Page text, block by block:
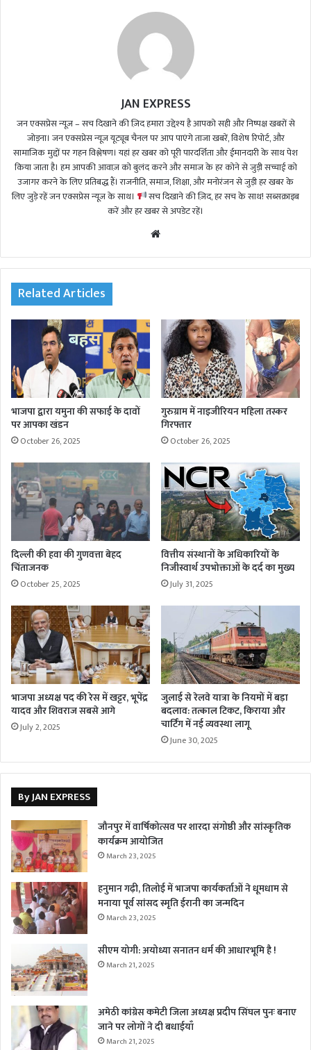
JAN EXPRESS
जन एक्सप्रेस न्यूज़ – सच दिखाने की ज़िद हमारा उद्देश्य है आपको सही और निष्पक्ष खबरों से
जोड़ना। जन एक्सप्रेस न्यूज़ यूट्यूब चैनल पर आप पाएंगे ताजा खबरें, विशेष रिपोर्ट, और
सामाजिक मुद्दों पर गहन विश्लेषण। यहां हर खबर को पूरी पारदर्शिता और ईमानदारी के साथ पेश
किया जाता है। हम आपकी आवाज़ को बुलंद करने और समाज के हर कोने से जुड़ी सच्चाई को
उजागर करने के लिए प्रतिबद्ध हैं। राजनीति, समाज, शिक्षा, और मनोरंजन से जुड़ी हर खबर के
लिए जुड़े रहें जन एक्सप्रेस न्यूज़ के साथ।
सच दिखाने की ज़िद, हर सच के साथ! सब्सक्राइब
करें और हर खबर से अपडेट रहें।
te
Related Articles
भाजपा द्वारा यमुना की सफाई के दावों
पर आपका खंडन
October 26, 2025
गुरुग्राम में नाइजीरियन महिला तस्कर
गिरफ्तार
October 26, 2025
दिल्ली की हवा की गुणवत्ता बेहद
चिंताजनक
October 25, 2025
वित्तीय संस्थानों के अधिकारियों के
निजीस्वार्थ उपभोक्ताओं के दर्द का मुख्य
July 31, 2025
भाजपा अध्यक्ष पद की रेस में खट्टर, भूपेंद्र
यादव और शिवराज सबसे आगे
July 2, 2025
जुलाई से रेलवे यात्रा के नियमों में बड़ा
बदलाव: तत्काल टिकट, किराया और
चार्टिंग में नई व्यवस्था लागू
June 30, 2025
By JAN EXPRESS
जौनपुर में वार्षिकोत्सव पर शारदा संगोष्ठी और सांस्कृतिक
कार्यक्रम आयोजित
March 23, 2025
हनुमान गढ़ी, तिलोई में भाजपा कार्यकर्ताओं ने धूमधाम से
मनाया पूर्व सांसद स्मृति ईरानी का जन्मदिन
March 23, 2025
सीएम योगी: अयोध्या सनातन धर्म की आधारभूमि है !
March 21, 2025
अमेठी कांग्रेस कमेटी जिला अध्यक्ष प्रदीप सिंघल पुनः बनाए
जाने पर लोगों ने दी बधाईयाँ
March 21, 2025